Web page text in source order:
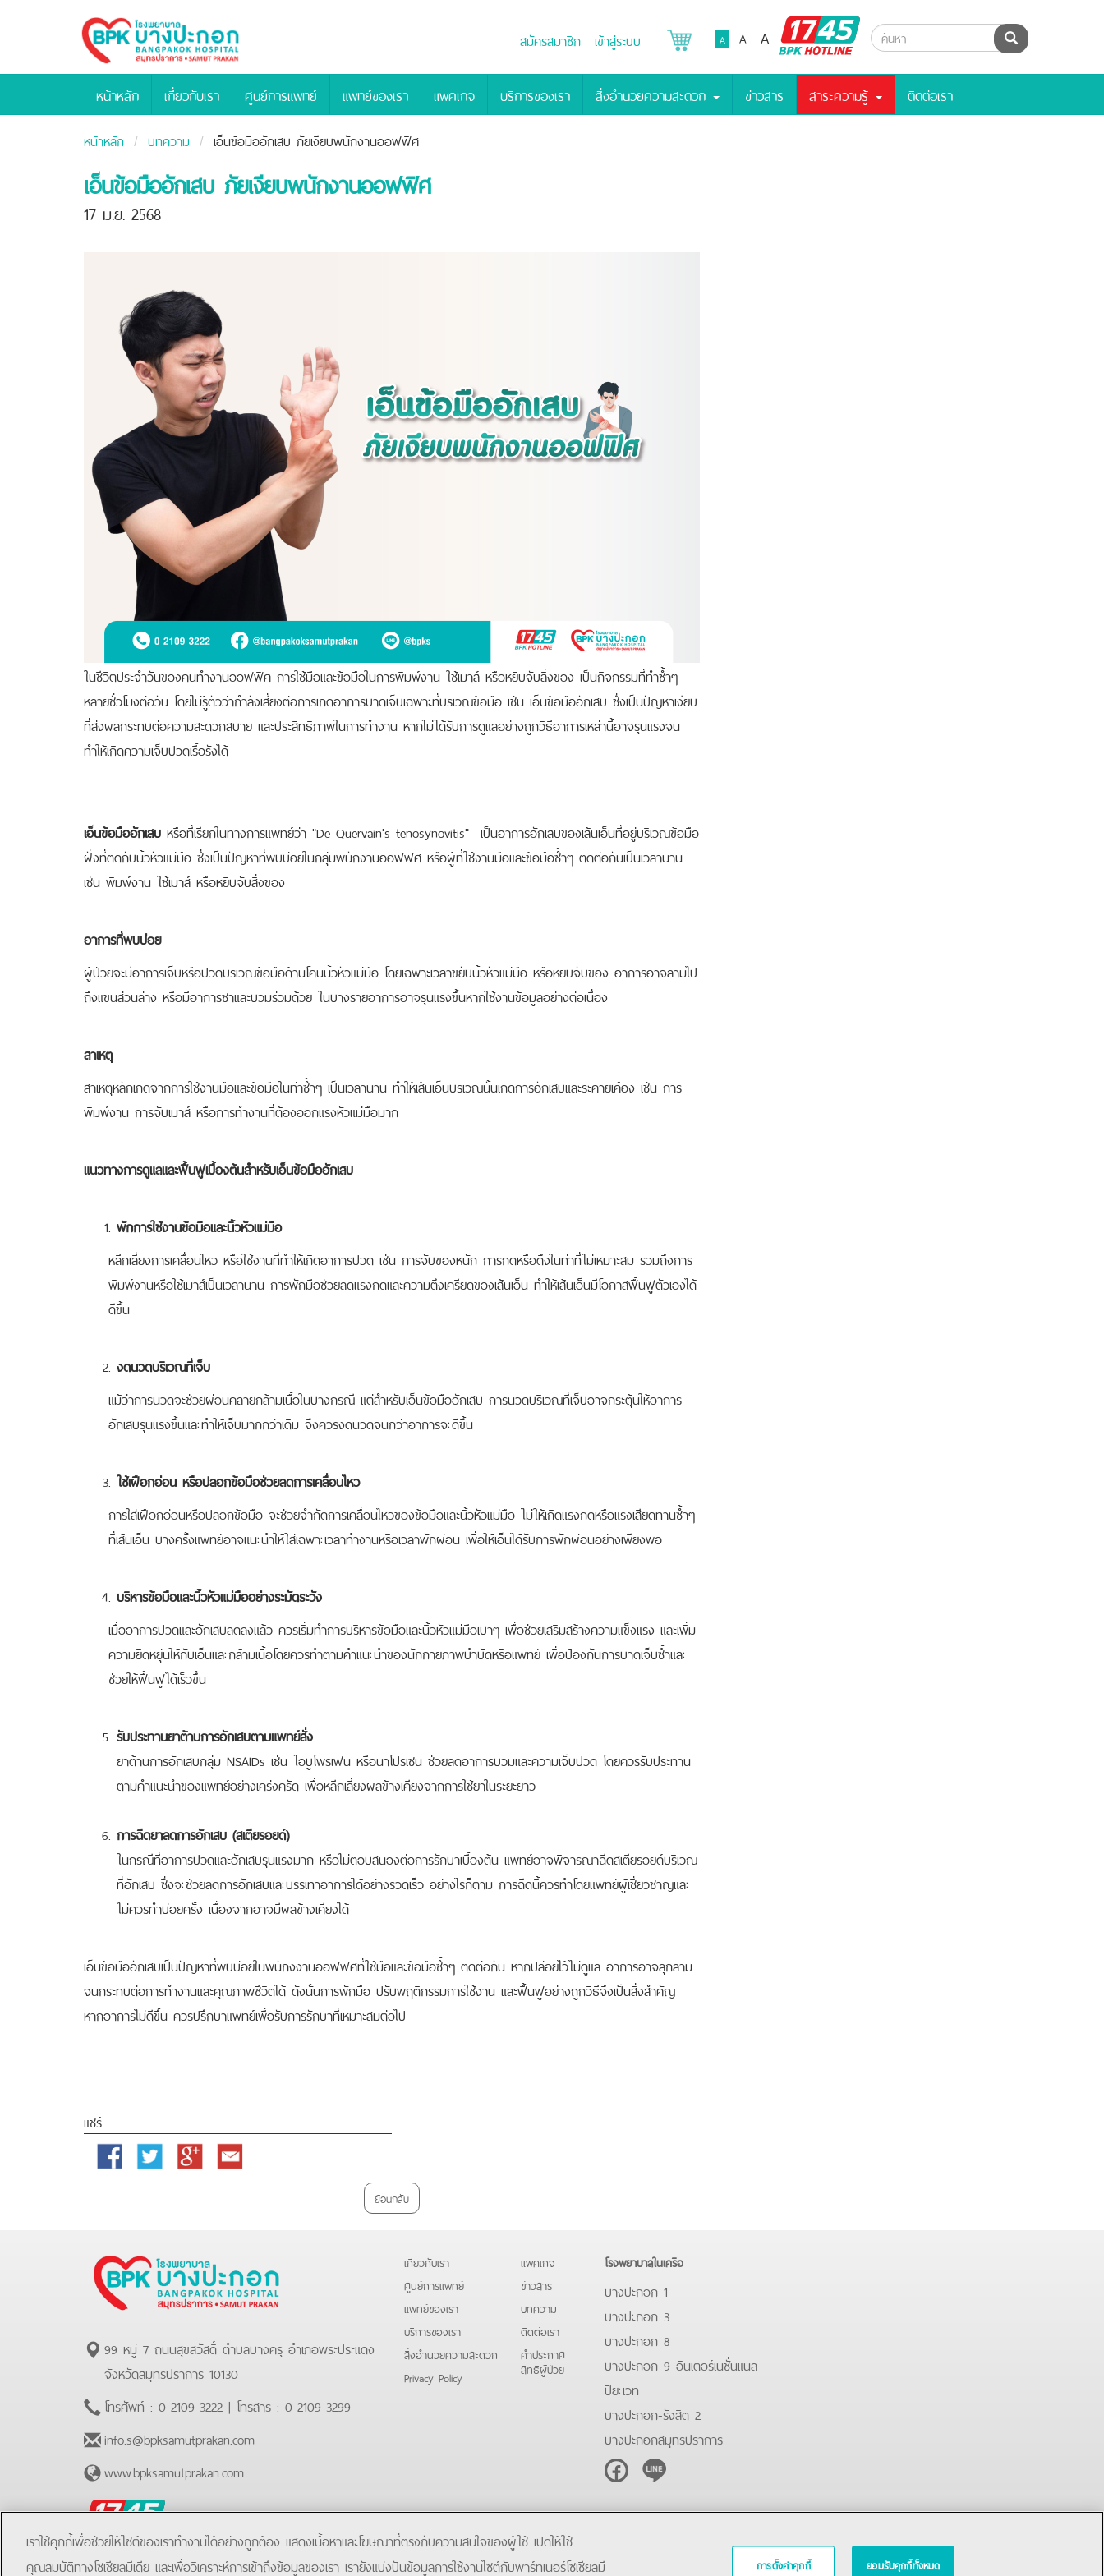
Bangpakok
Hospital
สมัครสมาชิก เข้าสู่ระบบ A A A
BPK
Hotline
ค้นหา
หน้าหลัก เกี่ยวกับเรา ศูนย์การแพทย์ แพทย์ของเรา แพคเกจ บริการของเรา สิ่งอำนวยความสะดวก ข่าวสาร สาระความรู้ ติดต่อเรา
หน้าหลัก บทความ เอ็นข้อมืออักเสบ ภัยเงียบพนักงานออฟฟิศ
เอ็นข้อมืออักเสบ ภัยเงียบพนักงานออฟฟิศ
17 มิ.ย. 2568
ในชีวิตประจำวันของคนทำงานออฟฟิศ การใช้มือและข้อมือในการพิมพ์งาน ใช้เมาส์ หรือหยิบจับสิ่งของ เป็นกิจกรรมที่ทำซ้ำๆ
หลายชั่วโมงต่อวัน โดยไม่รู้ตัวว่ากำลังเสี่ยงต่อการเกิดอาการบาดเจ็บเฉพาะที่บริเวณข้อมือ เช่น เอ็นข้อมืออักเสบ ซึ่งเป็นปัญหาเงียบ
ที่ส่งผลกระทบต่อความสะดวกสบาย และประสิทธิภาพในการทำงาน หากไม่ได้รับการดูแลอย่างถูกวิธีอาการเหล่านี้อาจรุนแรงจน
ทำให้เกิดความเจ็บปวดเรื้อรังได้
เอ็นข้อมืออักเสบ หรือที่เรียกในทางการแพทย์ว่า "De Quervain's tenosynovitis" เป็นอาการอักเสบของเส้นเอ็นที่อยู่บริเวณข้อมือ
ฝั่งที่ติดกับนิ้วหัวแม่มือ ซึ่งเป็นปัญหาที่พบบ่อยในกลุ่มพนักงานออฟฟิศ หรือผู้ที่ใช้งานมือและข้อมือซ้ำๆ ติดต่อกันเป็นเวลานาน
เช่น พิมพ์งาน ใช้เมาส์ หรือหยิบจับสิ่งของ
อาการที่พบบ่อย
ผู้ป่วยจะมีอาการเจ็บหรือปวดบริเวณข้อมือด้านโคนนิ้วหัวแม่มือ โดยเฉพาะเวลาขยับนิ้วหัวแม่มือ หรือหยิบจับของ อาการอาจลามไป
ถึงแขนส่วนล่าง หรือมีอาการชาและบวมร่วมด้วย ในบางรายอาการอาจรุนแรงขึ้นหากใช้งานข้อมูลอย่างต่อเนื่อง
สาเหตุ
สาเหตุหลักเกิดจากการใช้งานมือและข้อมือในท่าซ้ำๆ เป็นเวลานาน ทำให้เส้นเอ็นบริเวณนั้นเกิดการอักเสบและระคายเคือง เช่น การ
พิมพ์งาน การจับเมาส์ หรือการทำงานที่ต้องออกแรงหัวแม่มือมาก
แนวทางการดูแลและฟื้นฟูเบื้องต้นสำหรับเอ็นข้อมืออักเสบ
พักการใช้งานข้อมือและนิ้วหัวแม่มือ
หลีกเลี่ยงการเคลื่อนไหว หรือใช้งานที่ทำให้เกิดอาการปวด เช่น การจับของหนัก การกดหรือดึงในท่าที่ไม่เหมาะสม รวมถึงการ
พิมพ์งานหรือใช้เมาส์เป็นเวลานาน การพักมือช่วยลดแรงกดและความตึงเครียดของเส้นเอ็น ทำให้เส้นเอ็นมีโอกาสฟื้นฟูตัวเองได้
ดีขึ้น
งดนวดบริเวณที่เจ็บ
แม้ว่าการนวดจะช่วยผ่อนคลายกล้ามเนื้อในบางกรณี แต่สำหรับเอ็นข้อมืออักเสบ การนวดบริเวณที่เจ็บอาจกระตุ้นให้อาการ
อักเสบรุนแรงขึ้นและทำให้เจ็บมากกว่าเดิม จึงควรงดนวดจนกว่าอาการจะดีขึ้น
ใช้เฝือกอ่อน หรือปลอกข้อมือช่วยลดการเคลื่อนไหว
การใส่เฝือกอ่อนหรือปลอกข้อมือ จะช่วยจำกัดการเคลื่อนไหวของข้อมือและนิ้วหัวแม่มือ ไม่ให้เกิดแรงกดหรือแรงเสียดทานซ้ำๆ
ที่เส้นเอ็น บางครั้งแพทย์อาจแนะนำให้ใส่เฉพาะเวลาทำงานหรือเวลาพักผ่อน เพื่อให้เอ็นได้รับการพักผ่อนอย่างเพียงพอ
บริหารข้อมือและนิ้วหัวแม่มืออย่างระมัดระวัง
เมื่ออาการปวดและอักเสบลดลงแล้ว ควรเริ่มทำการบริหารข้อมือและนิ้วหัวแม่มือเบาๆ เพื่อช่วยเสริมสร้างความแข็งแรง และเพิ่ม
ความยืดหยุ่นให้กับเอ็นและกล้ามเนื้อโดยควรทำตามคำแนะนำของนักกายภาพบำบัดหรือแพทย์ เพื่อป้องกันการบาดเจ็บซ้ำและ
ช่วยให้ฟื้นฟูได้เร็วขึ้น
รับประทานยาต้านการอักเสบตามแพทย์สั่ง
ยาต้านการอักเสบกลุ่ม NSAIDs เช่น ไอบูโพรเฟน หรือนาโปรเซน ช่วยลดอาการบวมและความเจ็บปวด โดยควรรับประทาน
ตามคำแนะนำของแพทย์อย่างเคร่งครัด เพื่อหลีกเลี่ยงผลข้างเคียงจากการใช้ยาในระยะยาว
การฉีดยาลดการอักเสบ (สเตียรอยด์)
ในกรณีที่อาการปวดและอักเสบรุนแรงมาก หรือไม่ตอบสนองต่อการรักษาเบื้องต้น แพทย์อาจพิจารณาฉีดสเตียรอยด์บริเวณ
ที่อักเสบ ซึ่งจะช่วยลดการอักเสบและบรรเทาอาการได้อย่างรวดเร็ว อย่างไรก็ตาม การฉีดนี้ควรทำโดยแพทย์ผู้เชี่ยวชาญและ
ไม่ควรทำบ่อยครั้ง เนื่องจากอาจมีผลข้างเคียงได้
เอ็นข้อมืออักเสบเป็นปัญหาที่พบบ่อยในพนักงงานออฟฟิศที่ใช้มือและข้อมือซ้ำๆ ติดต่อกัน หากปล่อยไว้ไม่ดูแล อาการอาจลุกลาม
จนกระทบต่อการทำงานและคุณภาพชีวิตได้ ดังนั้นการพักมือ ปรับพฤติกรรมการใช้งาน และฟื้นฟูอย่างถูกวิธีจึงเป็นสิ่งสำคัญ
หากอาการไม่ดีขึ้น ควรปรึกษาแพทย์เพื่อรับการรักษาที่เหมาะสมต่อไป
แชร์
Facebook Twitter
Google
Email
ย้อนกลับ
99 หมู่ 7 ถนนสุขสวัสดิ์ ตำบลบางครุ อำเภอพระประแดง
จังหวัดสมุทรปราการ 10130
โทรศัพท์ : 0-2109-3222 | โทรสาร : 0-2109-3299
info.s@bpksamutprakan.com
www.bpksamutprakan.com
BPK
Hotline
เกี่ยวกับเรา
ศูนย์การแพทย์
แพทย์ของเรา
บริการของเรา
สิ่งอำนวยความสะดวก
Privacy Policy
แพคเกจ
ข่าวสาร
บทความ
ติดต่อเรา
คําประกาศ
สิทธิผู้ป่วย
โรงพยาบาลในเครือ
บางปะกอก 1
บางปะกอก 3
บางปะกอก 8
บางปะกอก 9 อินเตอร์เนชั่นแนล
ปิยะเวท
บางปะกอก-รังสิต 2
บางปะกอกสมุทรปราการ
FacebookLine
เราใช้คุกกี้เพื่อช่วยให้ไซต์ของเราทำงานได้อย่างถูกต้อง แสดงเนื้อหาและโฆษณาที่ตรงกับความสนใจของผู้ใช้ เปิดให้ใช้
คุณสมบัติทางโซเชียลมีเดีย และเพื่อวิเคราะห์การเข้าถึงข้อมูลของเรา เรายังแบ่งปันข้อมูลการใช้งานไซต์กับพาร์ทเนอร์โซเชียลมี
การตั้งค่าคุกกี้ ยอมรับคุกกี้ทั้งหมด